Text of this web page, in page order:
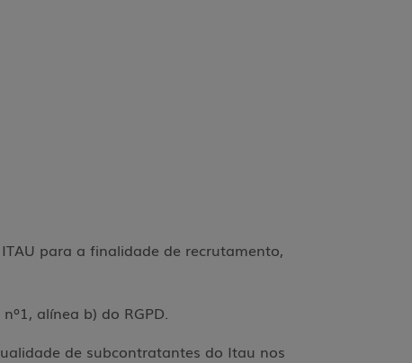
para a finalidade de recrutamento,
alínea b) do RGPD.
de subcontratantes do Itau nos